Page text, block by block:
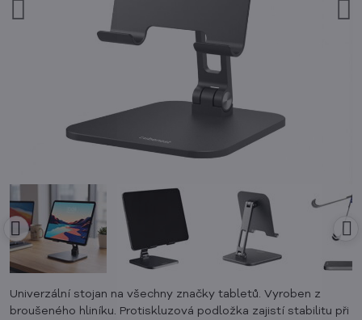
Univerzální stojan na všechny značky tabletů. Vyroben z
broušeného hliníku. Protiskluzová podložka zajistí stabilitu při